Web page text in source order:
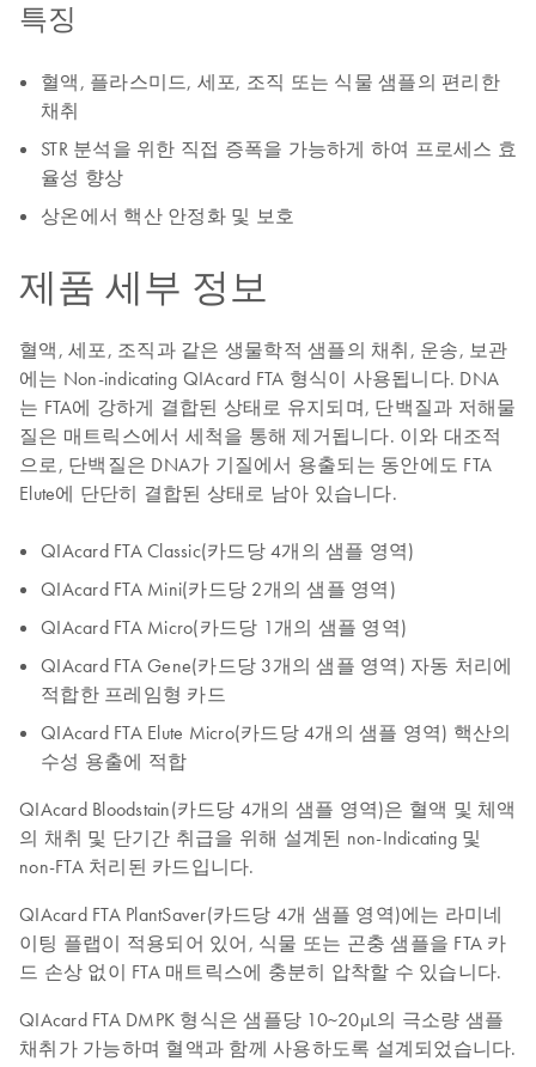
특징
혈액, 플라스미드, 세포, 조직 또는 식물 샘플의 편리한
채취
STR 분석을 위한 직접 증폭을 가능하게 하여 프로세스 효
율성 향상
상온에서 핵산 안정화 및 보호
제품 세부 정보
혈액, 세포, 조직과 같은 생물학적 샘플의 채취, 운송, 보관
에는 Non-indicating QIAcard FTA 형식이 사용됩니다. DNA
는 FTA에 강하게 결합된 상태로 유지되며, 단백질과 저해물
질은 매트릭스에서 세척을 통해 제거됩니다. 이와 대조적
으로, 단백질은 DNA가 기질에서 용출되는 동안에도 FTA
Elute에 단단히 결합된 상태로 남아 있습니다.
QIAcard FTA Classic(카드당 4개의 샘플 영역)
QIAcard FTA Mini(카드당 2개의 샘플 영역)
QIAcard FTA Micro(카드당 1개의 샘플 영역)
QIAcard FTA Gene(카드당 3개의 샘플 영역) 자동 처리에
적합한 프레임형 카드
QIAcard FTA Elute Micro(카드당 4개의 샘플 영역) 핵산의
수성 용출에 적합
QIAcard Bloodstain(카드당 4개의 샘플 영역)은 혈액 및 체액
의 채취 및 단기간 취급을 위해 설계된 non-Indicating 및
non-FTA 처리된 카드입니다.
QIAcard FTA PlantSaver(카드당 4개 샘플 영역)에는 라미네
이팅 플랩이 적용되어 있어, 식물 또는 곤충 샘플을 FTA 카
드 손상 없이 FTA 매트릭스에 충분히 압착할 수 있습니다.
QIAcard FTA DMPK 형식은 샘플당 10~20µL의 극소량 샘플
채취가 가능하며 혈액과 함께 사용하도록 설계되었습니다.